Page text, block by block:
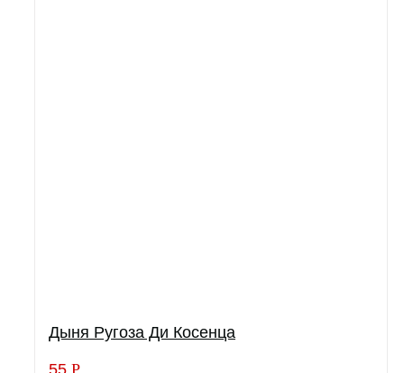
Дыня Ругоза Ди Косенца